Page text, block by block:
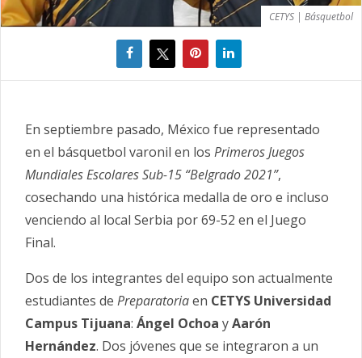
CETYS | Básquetbol
En septiembre pasado, México fue representado
en el básquetbol varonil en los Primeros Juegos
Mundiales Escolares Sub-15 “Belgrado 2021”,
cosechando una histórica medalla de oro e incluso
venciendo al local Serbia por 69-52 en el Juego
Final.
Dos de los integrantes del equipo son actualmente
estudiantes de Preparatoriaen CETYS Universidad
Campus Tijuana: Ángel Ochoa yAarón
Hernández. Dos jóvenes que se integraron a un